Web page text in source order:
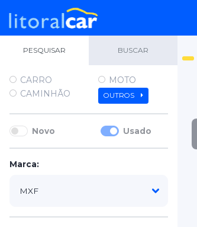
PESQUISAR BUSCAR
CARRO
MOTO
CAMINHÃO
OUTROS
Novo Usado
Marca: